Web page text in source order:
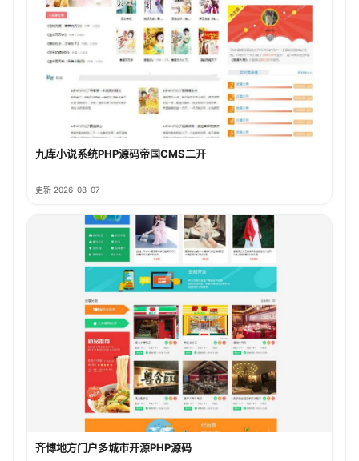
九库小说系统PHP源码帝国CMS二开
更新 2026-08-07
齐博地方门户多城市开源PHP源码